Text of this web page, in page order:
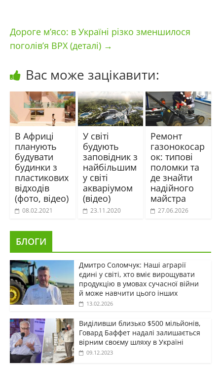
Дороге м’ясо: в Україні різко зменшилося
поголів’я ВРХ (деталі) →
Вас може зацікавити:
В Африці
планують
будувати
будинки з
пластикових
відходів
(фото, відео)
08.02.2021
У світі
будують
заповідник з
найбільшим
у світі
акваріумом
(відео)
23.11.2020
Ремонт
газонокосар
ок: типові
поломки та
де знайти
надійного
майстра
27.06.2026
БЛОГИ
Дмитро Соломчук: Наші аграрії
єдині у світі, хто вміє вирощувати
продукцію в умовах сучасної війни
й може навчити цього інших
13.02.2026
Виділивши близько $500 мільйонів,
Говард Баффет надалі залишається
вірним своєму шляху в Україні
09.12.2023